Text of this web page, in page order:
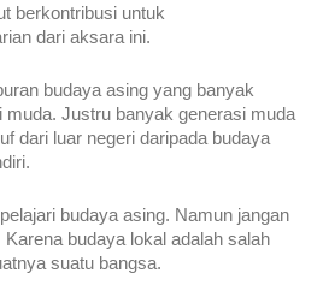
berkontribusi untuk
dari aksara ini.
budaya asing yang banyak
muda. Justru banyak generasi muda
dari luar negeri daripada budaya
budaya asing. Namun jangan
budaya lokal adalah salah
suatu bangsa.